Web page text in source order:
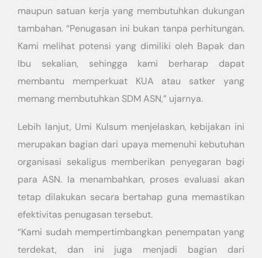
maupun satuan kerja yang membutuhkan dukungan
tambahan. “Penugasan ini bukan tanpa perhitungan.
Kami melihat potensi yang dimiliki oleh Bapak dan
Ibu sekalian, sehingga kami berharap dapat
membantu memperkuat KUA atau satker yang
memang membutuhkan SDM ASN,” ujarnya.
Lebih lanjut, Umi Kulsum menjelaskan, kebijakan ini
merupakan bagian dari upaya memenuhi kebutuhan
organisasi sekaligus memberikan penyegaran bagi
para ASN. Ia menambahkan, proses evaluasi akan
tetap dilakukan secara bertahap guna memastikan
efektivitas penugasan tersebut.
“Kami sudah mempertimbangkan penempatan yang
terdekat, dan ini juga menjadi bagian dari